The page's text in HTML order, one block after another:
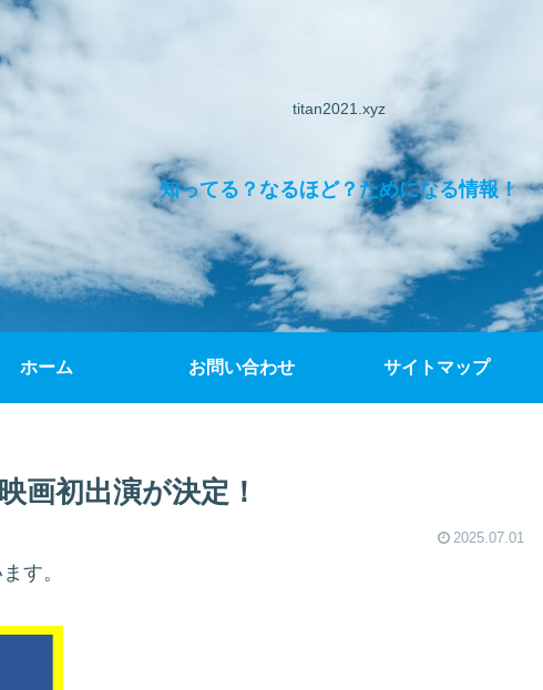
titan2021.xyz
知ってる？なるほど？ためになる情報！
ホーム お問い合わせ サイトマップ
画初出演が決定！
2025.07.01
す。